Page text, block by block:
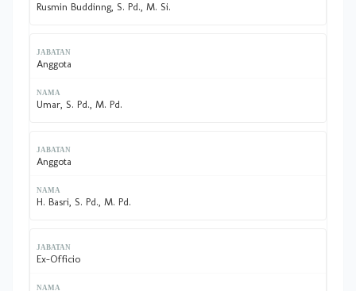
Rusmin Buddinng, S. Pd., M. Si.
Anggota
Umar, S. Pd., M. Pd.
Anggota
H. Basri, S. Pd., M. Pd.
Ex-Officio